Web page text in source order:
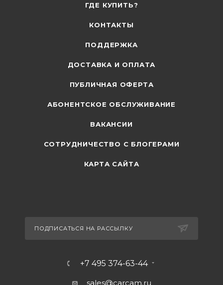
ГДЕ КУПИТЬ?
КОНТАКТЫ
ПОДДЕРЖКА
ДОСТАВКА И ОПЛАТА
ПУБЛИЧНАЯ ОФЕРТА
АБОНЕНТСКОЕ ОБСЛУЖИВАНИЕ
ВАКАНСИИ
СОТРУДНИЧЕСТВО С БЛОГЕРАМИ
КАРТА САЙТА
ПОДПИСАТЬСЯ НА РАССЫЛКУ
+7 495 374-63-44
sales@carcam.ru